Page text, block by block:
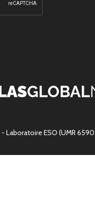
- Laboratoire ESO (UMR